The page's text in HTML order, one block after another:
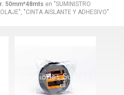
50mm*48mts en "SUMINISTRO
"CINTA AISLANTE Y ADHESIVO".